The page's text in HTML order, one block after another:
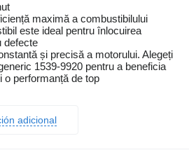
maximă a combustibilului
este ideal pentru înlocuirea
defecte
și precisă a motorului. Alegeți
1539-9920 pentru a beneficia
o performanță de top
adicional